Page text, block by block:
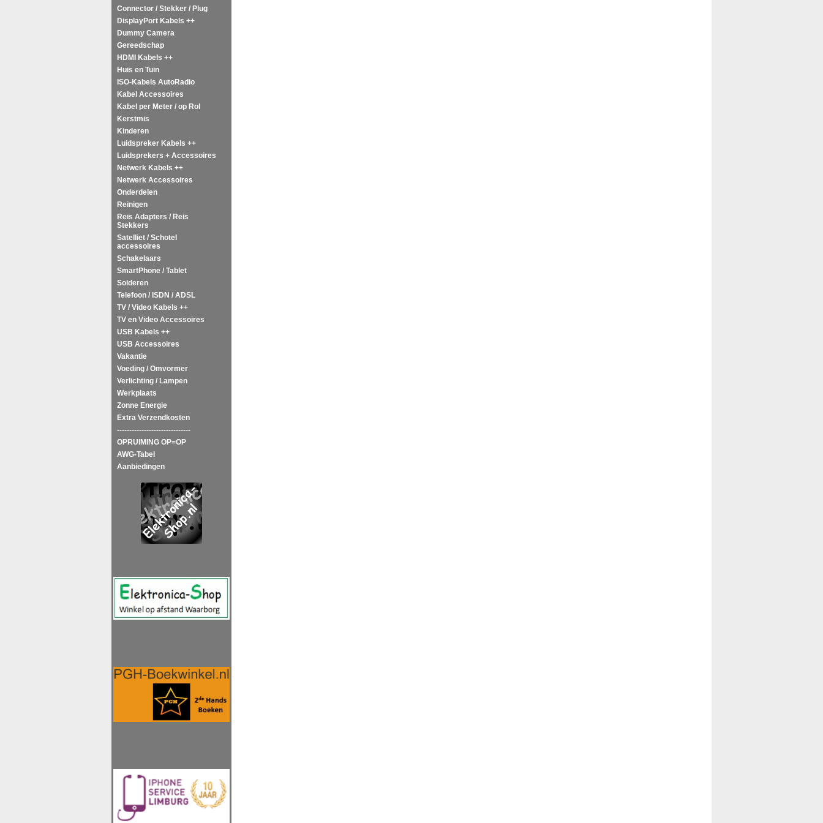
Connector / Stekker / Plug
DisplayPort Kabels ++
Dummy Camera
Gereedschap
HDMI Kabels ++
Huis en Tuin
ISO-Kabels AutoRadio
Kabel Accessoires
Kabel per Meter / op Rol
Kerstmis
Kinderen
Luidspreker Kabels ++
Luidsprekers + Accessoires
Netwerk Kabels ++
Netwerk Accessoires
Onderdelen
Reinigen
Reis Adapters / Reis
Stekkers
Satelliet / Schotel
accessoires
Schakelaars
SmartPhone / Tablet
Solderen
Telefoon / ISDN / ADSL
TV / Video Kabels ++
TV en Video Accessoires
USB Kabels ++
USB Accessoires
Vakantie
Voeding / Omvormer
Verlichting / Lampen
Werkplaats
Zonne Energie
Extra Verzendkosten
------------------------------
OPRUIMING OP=OP
AWG-Tabel
Aanbiedingen